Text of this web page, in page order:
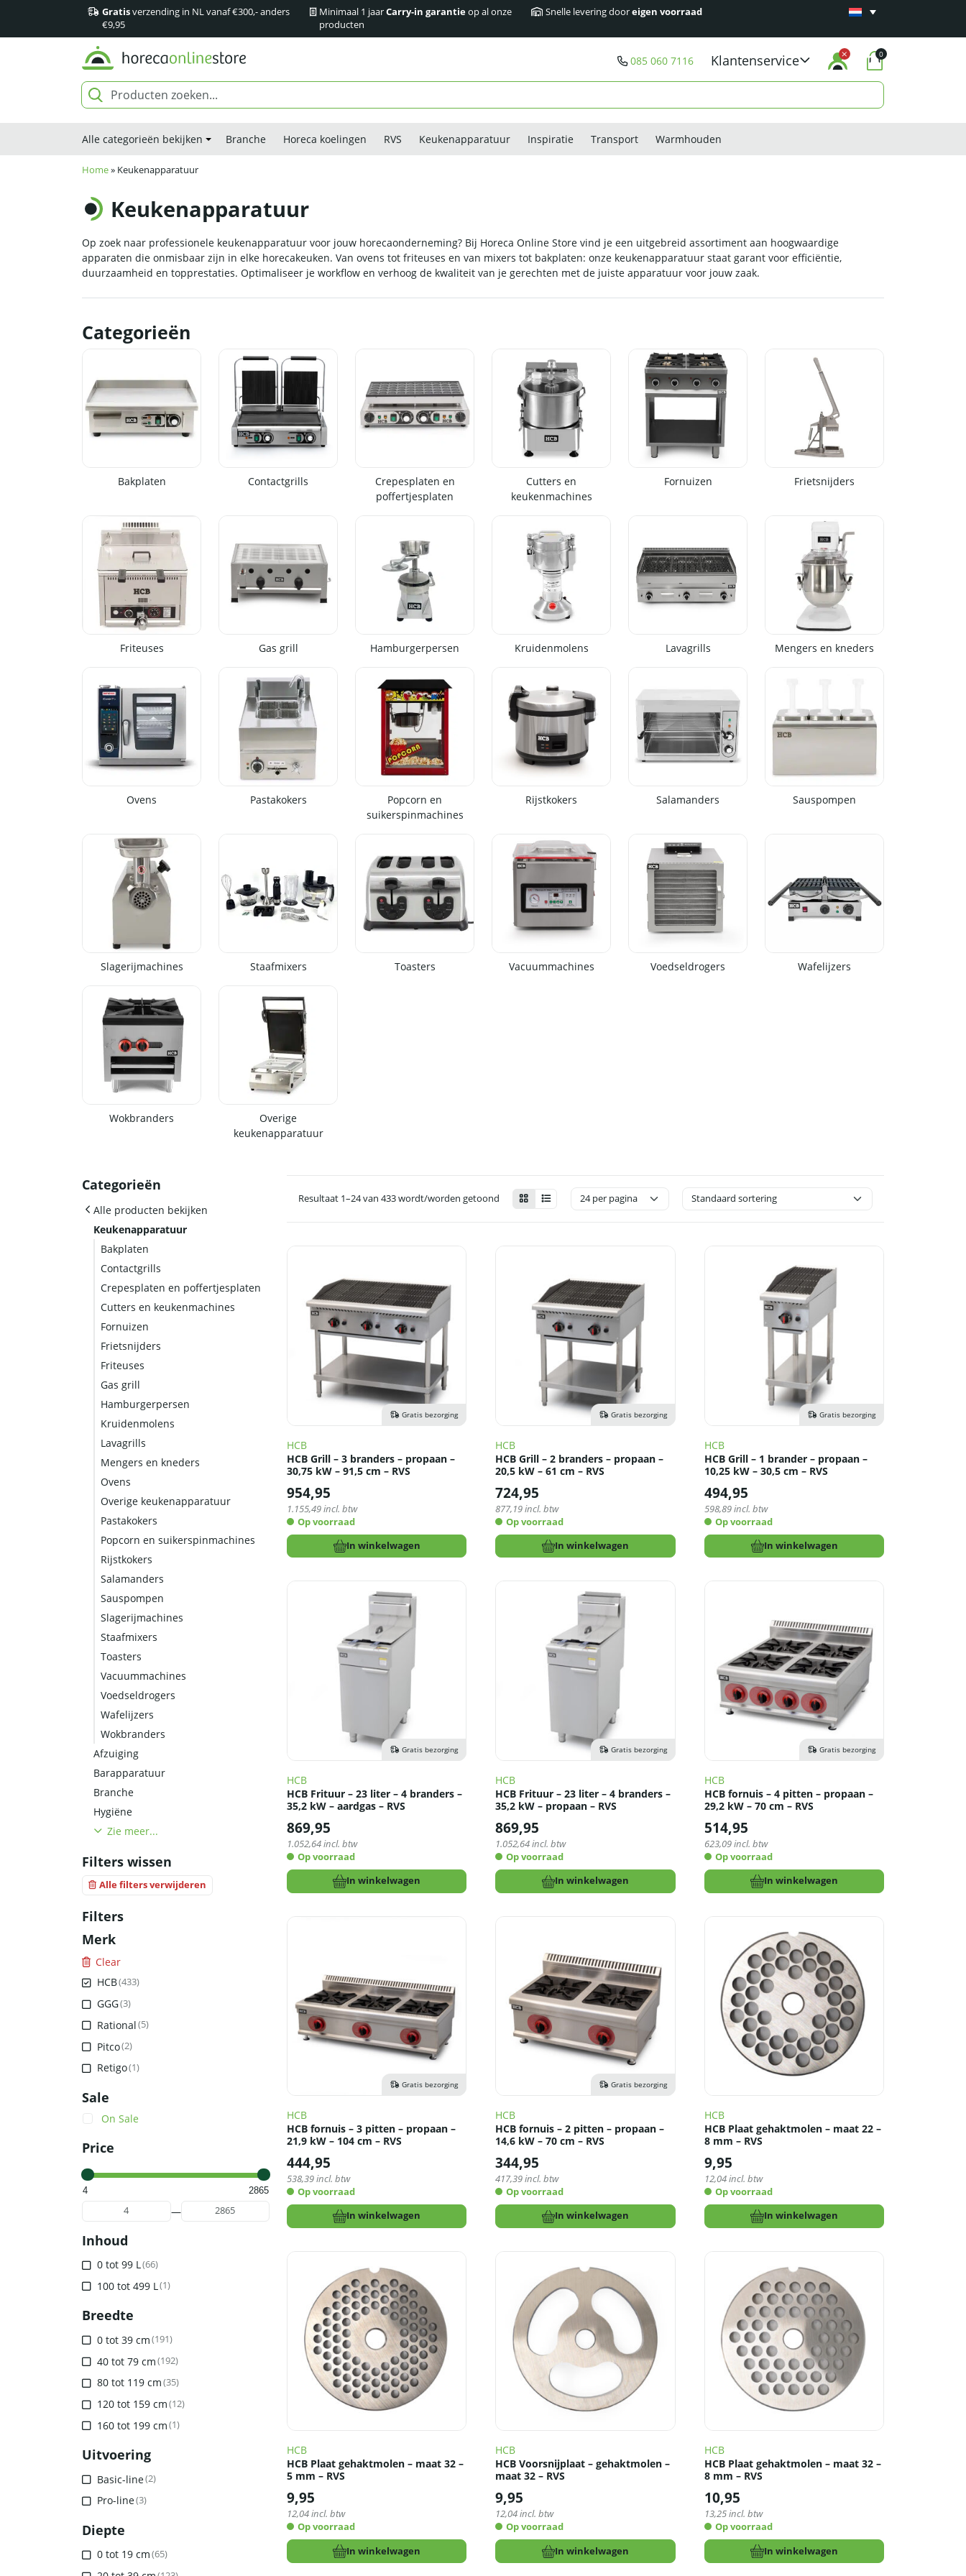
Gratisverzending in NL vanaf €300,- anders
€9,95
Minimaal 1 jaarCarry-in garantieop al onze
producten
Snelle levering dooreigen voorraad
085 060 7116 Klantenservice 0
Alle categorieën bekijken Branche Horeca koelingen RVS Keukenapparatuur Inspiratie Transport Warmhouden
Home» Keukenapparatuur
Keukenapparatuur
Op zoek naar professionele keukenapparatuur voor jouw horecaonderneming? Bij Horeca Online Store vind je een uitgebreid assortiment aan hoogwaardige
apparaten die onmisbaar zijn in elke horecakeuken. Van ovens tot friteuses en van mixers tot bakplaten: onze keukenapparatuur staat garant voor efficiëntie,
duurzaamheid en topprestaties. Optimaliseer je workflow en verhoog de kwaliteit van je gerechten met de juiste apparatuur voor jouw zaak.
Categorieën
Bakplaten Contactgrills
Crepesplaten en
poffertjesplaten
Cutters en
keukenmachines
Fornuizen Frietsnijders
Friteuses Gas grill Hamburgerpersen Kruidenmolens Lavagrills Mengers en kneders
Ovens Pastakokers
Popcorn en
suikerspinmachines
Rijstkokers Salamanders Sauspompen
Slagerijmachines Staafmixers Toasters Vacuummachines Voedseldrogers Wafelijzers
Wokbranders
Overige
keukenapparatuur
Categorieën
Alle producten bekijken
Keukenapparatuur
Bakplaten
Contactgrills
Crepesplaten en poffertjesplaten
Cutters en keukenmachines
Fornuizen
Frietsnijders
Friteuses
Gas grill
Hamburgerpersen
Kruidenmolens
Lavagrills
Mengers en kneders
Ovens
Overige keukenapparatuur
Pastakokers
Popcorn en suikerspinmachines
Rijstkokers
Salamanders
Sauspompen
Slagerijmachines
Staafmixers
Toasters
Vacuummachines
Voedseldrogers
Wafelijzers
Wokbranders
Afzuiging
Barapparatuur
Branche
Hygiëne
Zie meer...
Filters wissen
Alle filters verwijderen
Filters
Merk
Clear
HCB(433)
GGG(3)
Rational(5)
Pitco(2)
Retigo(1)
Sale
On Sale
Price
—
4 2865
Inhoud
0 tot 99 L(66)
100 tot 499 L(1)
Breedte
0 tot 39 cm(191)
40 tot 79 cm(192)
80 tot 119 cm(35)
120 tot 159 cm(12)
160 tot 199 cm(1)
Uitvoering
Basic-line(2)
Pro-line(3)
Diepte
0 tot 19 cm(65)
Resultaat 1–24 van 433 wordt/worden getoond
Gratis bezorging
HCB
HCB Grill – 3 branders – propaan –
30,75 kW – 91,5 cm – RVS
954,95
1.155,49incl. btw
Op voorraad
In winkelwagen
Gratis bezorging
HCB
HCB Grill – 2 branders – propaan –
20,5 kW – 61 cm – RVS
724,95
877,19incl. btw
Op voorraad
In winkelwagen
Gratis bezorging
HCB
HCB Grill – 1 brander – propaan –
10,25 kW – 30,5 cm – RVS
494,95
598,89incl. btw
Op voorraad
In winkelwagen
Gratis bezorging
HCB
HCB Frituur – 23 liter – 4 branders –
35,2 kW – aardgas – RVS
869,95
1.052,64incl. btw
Op voorraad
In winkelwagen
Gratis bezorging
HCB
HCB Frituur – 23 liter – 4 branders –
35,2 kW – propaan – RVS
869,95
1.052,64incl. btw
Op voorraad
In winkelwagen
Gratis bezorging
HCB
HCB fornuis – 4 pitten – propaan –
29,2 kW – 70 cm – RVS
514,95
623,09incl. btw
Op voorraad
In winkelwagen
Gratis bezorging
HCB
HCB fornuis – 3 pitten – propaan –
21,9 kW – 104 cm – RVS
444,95
538,39incl. btw
Op voorraad
In winkelwagen
Gratis bezorging
HCB
HCB fornuis – 2 pitten – propaan –
14,6 kW – 70 cm – RVS
344,95
417,39incl. btw
Op voorraad
In winkelwagen
HCB
HCB Plaat gehaktmolen – maat 22 –
8 mm – RVS
9,95
12,04incl. btw
Op voorraad
In winkelwagen
HCB
HCB Plaat gehaktmolen – maat 32 –
5 mm – RVS
9,95
12,04incl. btw
Op voorraad
In winkelwagen
HCB
HCB Voorsnijplaat – gehaktmolen –
maat 32 – RVS
9,95
12,04incl. btw
Op voorraad
In winkelwagen
HCB
HCB Plaat gehaktmolen – maat 32 –
8 mm – RVS
10,95
13,25incl. btw
Op voorraad
In winkelwagen